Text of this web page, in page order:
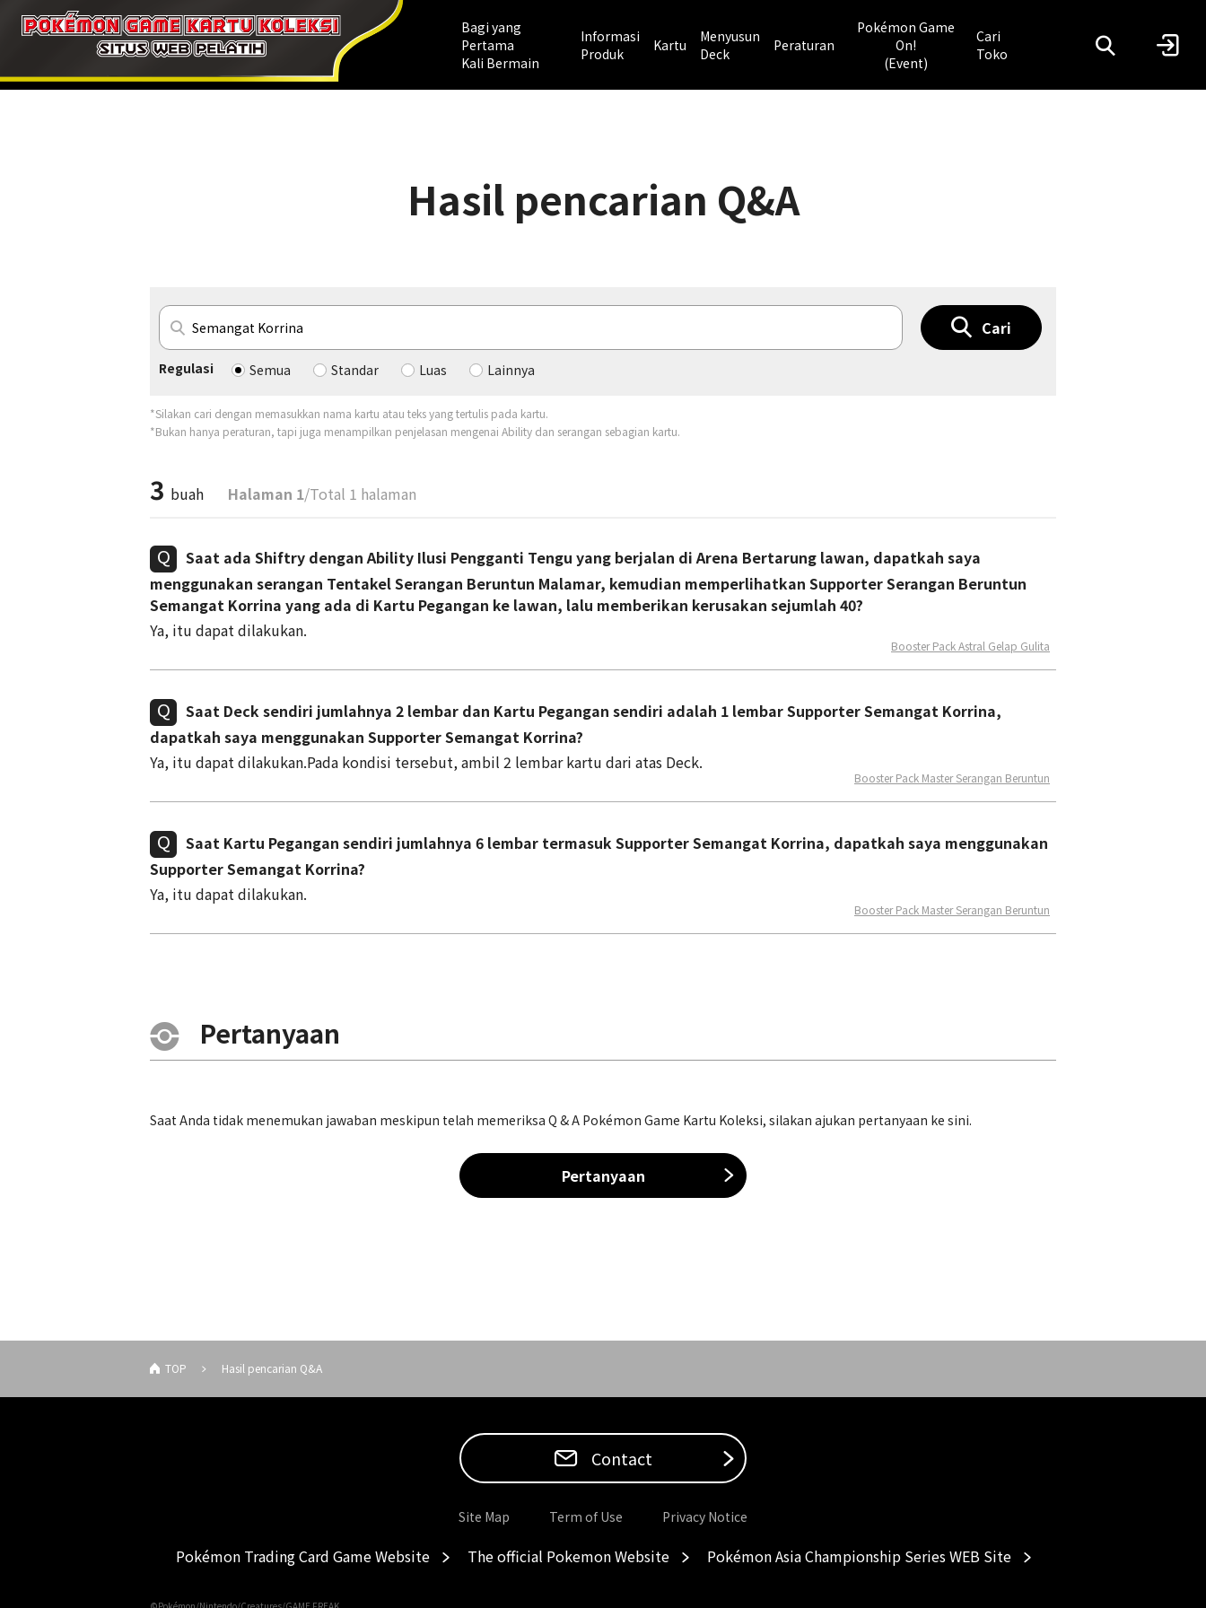
Bagi yang
Pertama
Kali Bermain
Informasi
Produk
Kartu
Menyusun
Deck
Peraturan
Pokémon Game
On!
(Event)
Cari
Toko
Hasil pencarian Q&A
Cari
Regulasi Semua Standar Luas Lainnya
*Silakan cari dengan memasukkan nama kartu atau teks yang tertulis pada kartu.
*Bukan hanya peraturan, tapi juga menampilkan penjelasan mengenai Ability dan serangan sebagian kartu.
3 buah Halaman 1/Total 1 halaman
Saat ada Shiftry dengan Ability Ilusi Pengganti Tengu yang berjalan di Arena Bertarung lawan, dapatkah saya
menggunakan serangan Tentakel Serangan Beruntun Malamar, kemudian memperlihatkan Supporter Serangan Beruntun
Semangat Korrina yang ada di Kartu Pegangan ke lawan, lalu memberikan kerusakan sejumlah 40?
Ya, itu dapat dilakukan.
Booster Pack Astral Gelap Gulita
Saat Deck sendiri jumlahnya 2 lembar dan Kartu Pegangan sendiri adalah 1 lembar Supporter Semangat Korrina,
dapatkah saya menggunakan Supporter Semangat Korrina?
Ya, itu dapat dilakukan.Pada kondisi tersebut, ambil 2 lembar kartu dari atas Deck.
Booster Pack Master Serangan Beruntun
Saat Kartu Pegangan sendiri jumlahnya 6 lembar termasuk Supporter Semangat Korrina, dapatkah saya menggunakan
Supporter Semangat Korrina?
Ya, itu dapat dilakukan.
Booster Pack Master Serangan Beruntun
Pertanyaan
Saat Anda tidak menemukan jawaban meskipun telah memeriksa Q & A Pokémon Game Kartu Koleksi, silakan ajukan pertanyaan ke sini.
Pertanyaan
TOP Hasil pencarian Q&A
Contact
Site Map Term of Use Privacy Notice
Pokémon Trading Card Game Website The official Pokemon Website Pokémon Asia Championship Series WEB Site